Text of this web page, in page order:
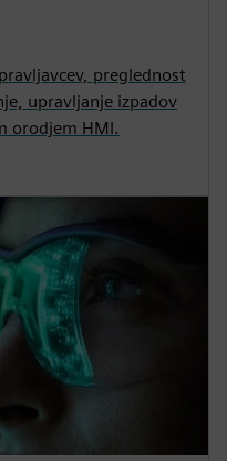
preglednost
upravljanje izpadov
orodjem HMI.